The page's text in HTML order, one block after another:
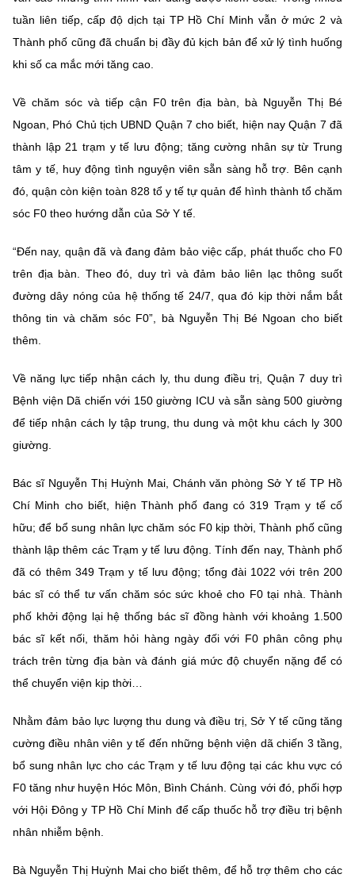
tuần liên tiếp, cấp độ dịch tại TP Hồ Chí Minh vẫn ở mức 2 và
Thành phố cũng đã chuẩn bị đầy đủ kịch bản để xử lý tình huống
khi số ca mắc mới tăng cao.
Về chăm sóc và tiếp cận F0 trên địa bàn, bà Nguyễn Thị Bé
Ngoan, Phó Chủ tịch UBND Quận 7 cho biết, hiện nay Quận 7 đã
thành lập 21 trạm y tế lưu động; tăng cường nhân sự từ Trung
tâm y tế, huy động tình nguyện viên sẵn sàng hỗ trợ. Bên cạnh
đó, quận còn kiện toàn 828 tổ y tế tự quản để hình thành tổ chăm
sóc F0 theo hướng dẫn của Sở Y tế.
“Đến nay, quận đã và đang đảm bảo việc cấp, phát thuốc cho F0
trên địa bàn. Theo đó, duy trì và đảm bảo liên lạc thông suốt
đường dây nóng của hệ thống tế 24/7, qua đó kịp thời nắm bắt
thông tin và chăm sóc F0”, bà Nguyễn Thị Bé Ngoan cho biết
thêm.
Về năng lực tiếp nhận cách ly, thu dung điều trị, Quận 7 duy trì
Bệnh viện Dã chiến với 150 giường ICU và sẵn sàng 500 giường
để tiếp nhận cách ly tập trung, thu dung và một khu cách ly 300
giường.
Bác sĩ Nguyễn Thị Huỳnh Mai, Chánh văn phòng Sở Y tế TP Hồ
Chí Minh cho biết, hiện Thành phố đang có 319 Trạm y tế cố
hữu; để bổ sung nhân lực chăm sóc F0 kịp thời, Thành phố cũng
thành lập thêm các Trạm y tế lưu động. Tính đến nay, Thành phố
đã có thêm 349 Trạm y tế lưu động; tổng đài 1022 với trên 200
bác sĩ có thể tư vấn chăm sóc sức khoẻ cho F0 tại nhà. Thành
phố khởi động lại hệ thống bác sĩ đồng hành với khoảng 1.500
bác sĩ kết nối, thăm hỏi hàng ngày đối với F0 phân công phụ
trách trên từng địa bàn và đánh giá mức độ chuyển nặng để có
thể chuyển viện kịp thời…
Nhằm đảm bảo lực lượng thu dung và điều trị, Sở Y tế cũng tăng
cường điều nhân viên y tế đến những bệnh viện dã chiến 3 tầng,
bổ sung nhân lực cho các Trạm y tế lưu động tại các khu vực có
F0 tăng như huyện Hóc Môn, Bình Chánh. Cùng với đó, phối hợp
với Hội Đông y TP Hồ Chí Minh để cấp thuốc hỗ trợ điều trị bệnh
nhân nhiễm bệnh.
Bà Nguyễn Thị Huỳnh Mai cho biết thêm, để hỗ trợ thêm cho các